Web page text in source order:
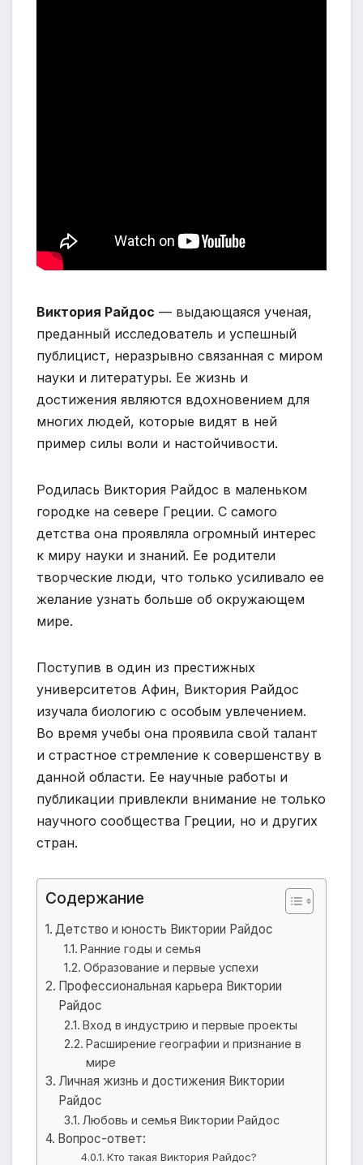
Виктория Райдос — выдающаяся ученая,
преданный исследователь и успешный
публицист, неразрывно связанная с миром
науки и литературы. Ее жизнь и
достижения являются вдохновением для
многих людей, которые видят в ней
пример силы воли и настойчивости.
Родилась Виктория Райдос в маленьком
городке на севере Греции. С самого
детства она проявляла огромный интерес
к миру науки и знаний. Ее родители
творческие люди, что только усиливало ее
желание узнать больше об окружающем
мире.
Поступив в один из престижных
университетов Афин, Виктория Райдос
изучала биологию с особым увлечением.
Во время учебы она проявила свой талант
и страстное стремление к совершенству в
данной области. Ее научные работы и
публикации привлекли внимание не только
научного сообщества Греции, но и других
стран.
Содержание
Детство и юность Виктории Райдос
Ранние годы и семья
Образование и первые успехи
Профессиональная карьера Виктории
Райдос
Вход в индустрию и первые проекты
Расширение географии и признание в
мире
Личная жизнь и достижения Виктории
Райдос
Любовь и семья Виктории Райдос
Вопрос-ответ:
Кто такая Виктория Райдос?